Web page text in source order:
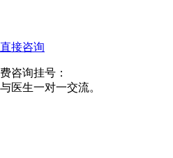
直接咨询
咨询挂号：
医生一对一交流。